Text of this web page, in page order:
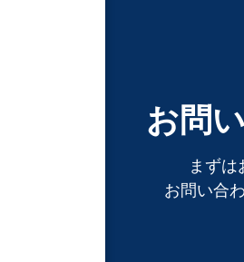
お問
まずは
お問い合